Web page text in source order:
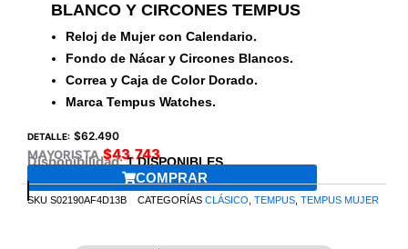
BLANCO Y CIRCONES TEMPUS
Reloj de Mujer con Calendario.
Fondo de Nácar y Circones Blancos.
Correa y Caja de Color Dorado.
Marca Tempus Watches.
DETALLE: $62.490
MAYORISTA $43.743
Disponibilidad: 1 DISPONIBLES
COMPRAR
SKU S02190AF4D13B CATEGORÍAS CLÁSICO TEMPUS TEMPUS MUJER